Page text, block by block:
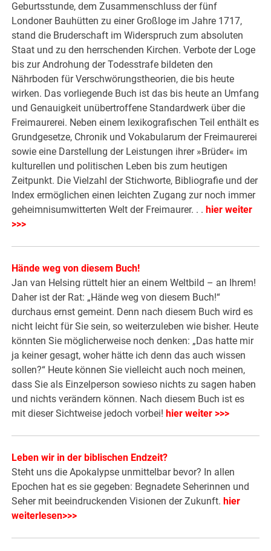
Geburtsstunde, dem Zusammenschluss der fünf
Londoner Bauhütten zu einer Großloge im Jahre 1717,
stand die Bruderschaft im Widerspruch zum absoluten
Staat und zu den herrschenden Kirchen. Verbote der Loge
bis zur Androhung der Todesstrafe bildeten den
Nährboden für Verschwörungstheorien, die bis heute
wirken. Das vorliegende Buch ist das bis heute an Umfang
und Genauigkeit unübertroffene Standardwerk über die
Freimaurerei. Neben einem lexikografischen Teil enthält es
Grundgesetze, Chronik und Vokabularum der Freimaurerei
sowie eine Darstellung der Leistungen ihrer »Brüder« im
kulturellen und politischen Leben bis zum heutigen
Zeitpunkt. Die Vielzahl der Stichworte, Bibliografie und der
Index ermöglichen einen leichten Zugang zur noch immer
geheimnisumwitterten Welt der Freimaurer. . . hier weiter
>>>
Hände weg von diesem Buch!
Jan van Helsing rüttelt hier an einem Weltbild – an Ihrem!
Daher ist der Rat: „Hände weg von diesem Buch!“
durchaus ernst gemeint. Denn nach diesem Buch wird es
nicht leicht für Sie sein, so weiterzuleben wie bisher. Heute
könnten Sie möglicherweise noch denken: „Das hatte mir
ja keiner gesagt, woher hätte ich denn das auch wissen
sollen?“ Heute können Sie vielleicht auch noch meinen,
dass Sie als Einzelperson sowieso nichts zu sagen haben
und nichts verändern können. Nach diesem Buch ist es
mit dieser Sichtweise jedoch vorbei! hier weiter >>>
Leben wir in der biblischen Endzeit?
Steht uns die Apokalypse unmittelbar bevor? In allen
Epochen hat es sie gegeben: Begnadete Seherinnen und
Seher mit beeindruckenden Visionen der Zukunft. hier
weiterlesen>>>